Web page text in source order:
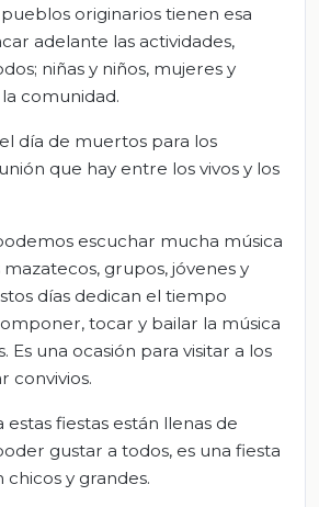
originarios tienen esa
adelante las actividades,
niñas y niños, mujeres y
comunidad.
día de muertos para los
que hay entre los vivos y los
escuchar mucha música
grupos, jóvenes y
días dedican el tiempo
tocar y bailar la música
Es una ocasión para visitar a los
convivios.
fiestas están llenas de
gustar a todos, es una fiesta
y grandes.